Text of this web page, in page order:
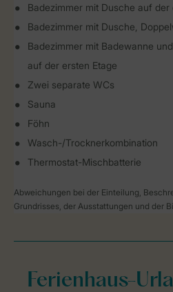
Badezimmer mit Dusche auf der
Badezimmer mit Dusche,
Badezimmer mit Badewanne
auf der ersten Etage
Zwei separate WCs
Sauna
Föhn
Wasch-/Trocknerkombination
Thermostat-Mischbatterie
Abweichungen bei der Einteilung,
Grundrisses, der Ausstattungen und der
Ferienhaus-